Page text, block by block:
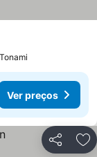
Ver preços
Partilhar